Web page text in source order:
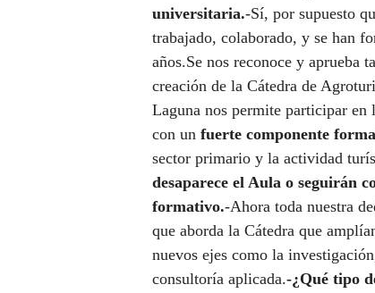
universitaria.-Sí, por supuesto
trabajado, colaborado, y se han
años.Se nos reconoce y aprueba
creación de la Cátedra de
Laguna nos permite participar en
con un fuerte componente
sector primario y la actividad
desaparece el Aula o seguirán
formativo.-Ahora toda nuestra
que aborda la Cátedra que
nuevos ejes como la
consultoría aplicada.-¿Qué tipo